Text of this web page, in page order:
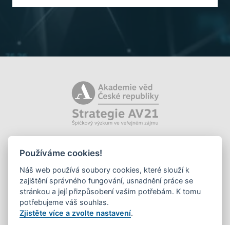
Používáme cookies!
Náš web používá soubory cookies, které slouží k
zajištění správného fungování, usnadnění práce se
stránkou a její přizpůsobení vašim potřebám. K tomu
potřebujeme váš souhlas.
Zjistěte více a zvolte nastavení.